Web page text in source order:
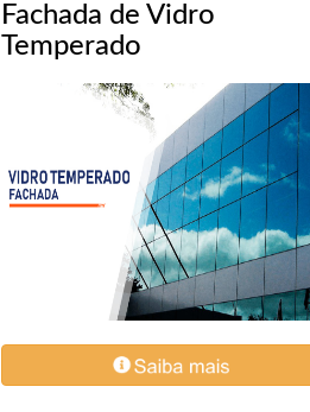
Fachada de Vidro
Temperado